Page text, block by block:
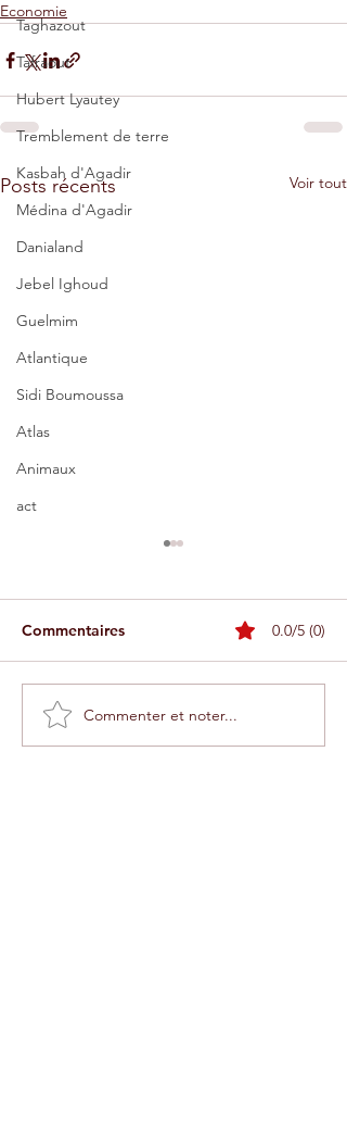
Taghazout
Tafraout
Hubert Lyautey
Tremblement de terre
Kasbah d'Agadir
Médina d'Agadir
Danialand
Jebel Ighoud
Guelmim
Atlantique
Sidi Boumoussa
Atlas
Animaux
act
Economie
Posts récents Voir tout
Voitures électriques : des
bornes Tesla à Agadir
Commentaires 0.0/5 (0)
Commenter et noter...